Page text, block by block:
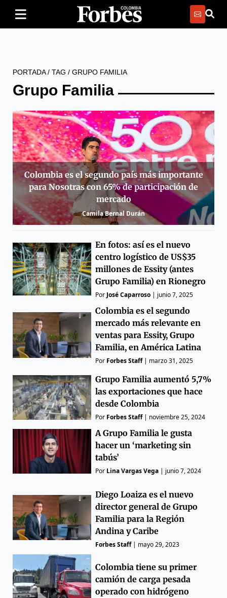
PORTADA/ TAG / GRUPO FAMILIA
Grupo Familia
Colombia es el segundo país más importante
para Nosotras con 65% de participación de
mercado
Camila Bernal Durán
En fotos: así es el nuevo
centro logístico de US$35
millones de Essity (antes
Grupo Familia) en Rionegro
Por José Caparroso | junio 7, 2025
Colombia es el segundo
mercado más relevante en
ventas para Essity, Grupo
Familia, en América Latina
Por Forbes Staff| marzo 31, 2025
Grupo Familia aumentó 5,7%
las exportaciones que hace
desde Colombia
Por Forbes Staff| noviembre 25, 2024
A Grupo Familia le gusta
hacer un ‘marketing sin
tabús’
Por Lina Vargas Vega | junio 7, 2024
Diego Loaiza es el nuevo
director general de Grupo
Familia para la Región
Andina y Caribe
Forbes Staff| mayo 29, 2023
Colombia tiene su primer
camión de carga pesada
operado con hidrógeno